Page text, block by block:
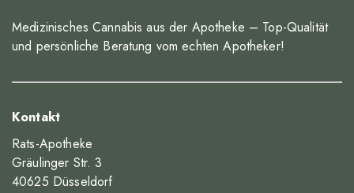
Medizinisches Cannabis aus der Apotheke – Top-Qualität
und persönliche Beratung vom echten Apotheker!
Kontakt
Rats-Apotheke
Gräulinger Str. 3
40625 Düsseldorf